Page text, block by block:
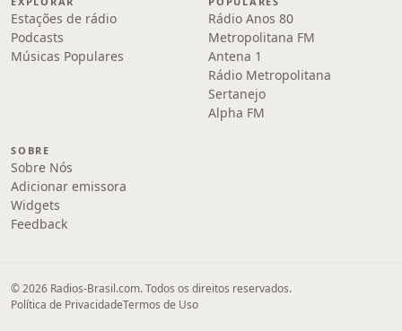
Estações de rádio
Podcasts
Músicas Populares
Rádio Anos 80
Metropolitana FM
Antena 1
Rádio Metropolitana
Sertanejo
Alpha FM
SOBRE
Sobre Nós
Adicionar emissora
Widgets
Feedback
© 2026 Radios-Brasil.com. Todos os direitos reservados.
Política de PrivacidadeTermos de Uso